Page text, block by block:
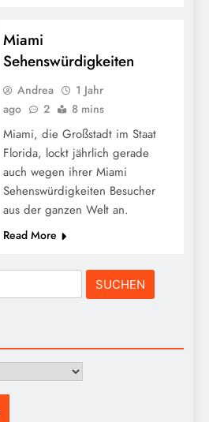
Miami
Sehenswürdigkeiten
Andrea
1 Jahr
ago
2 8 mins
Miami, die Großstadt im Staat
Florida, lockt jährlich gerade
auch wegen ihrer Miami
Sehenswürdigkeiten Besucher
aus der ganzen Welt an.
Read More